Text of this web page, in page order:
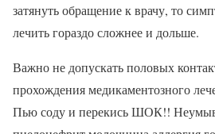
затянуть обращение к врачу, то
лечить гораздо сложнее и дольше.
Важно не допускать половых
прохождения медикаментозного
Пью соду и перекись ШОК!!